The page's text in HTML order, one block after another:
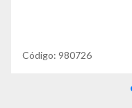
Código: 980726